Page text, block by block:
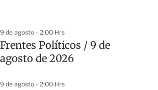
9 de agosto - 2:00 Hrs
Frentes Políticos / 9 de
agosto de 2026
9 de agosto - 2:00 Hrs